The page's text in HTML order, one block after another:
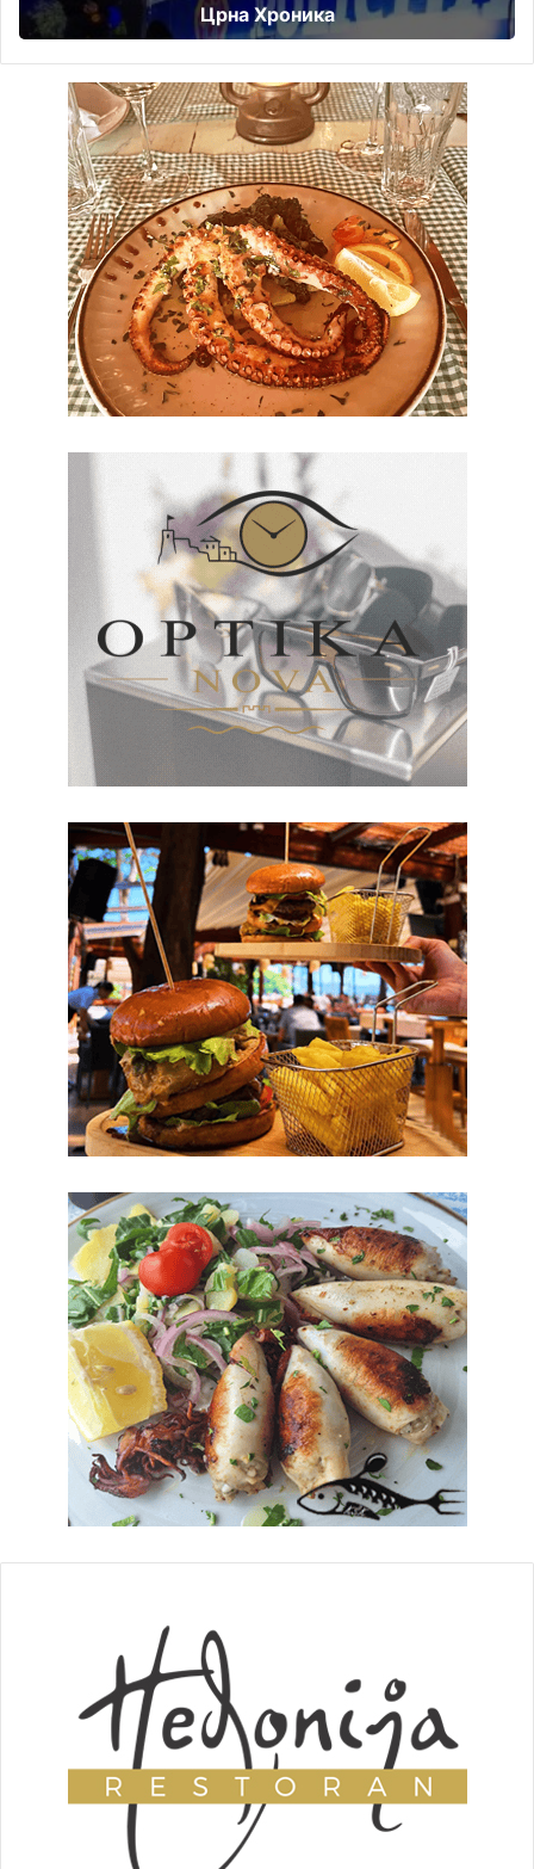
Црна Хроника